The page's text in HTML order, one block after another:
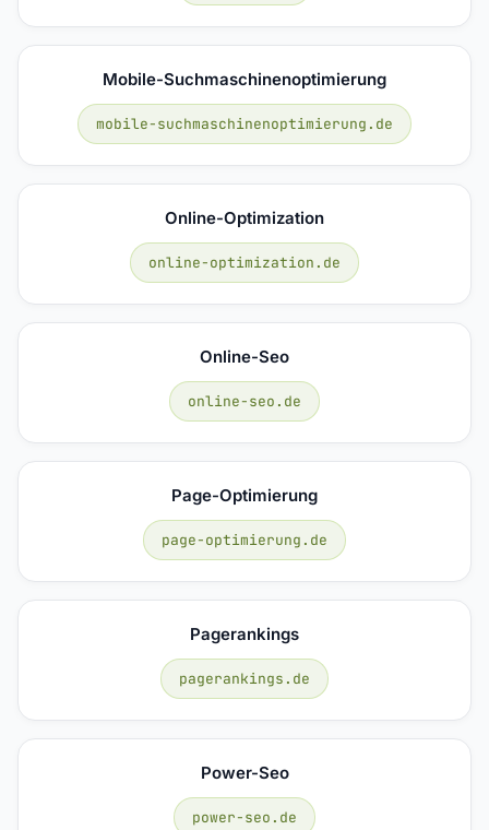
Mobile-Suchmaschinenoptimierung
mobile-suchmaschinenoptimierung.de
Online-Optimization
online-optimization.de
Online-Seo
online-seo.de
Page-Optimierung
page-optimierung.de
Pagerankings
pagerankings.de
Power-Seo
power-seo.de